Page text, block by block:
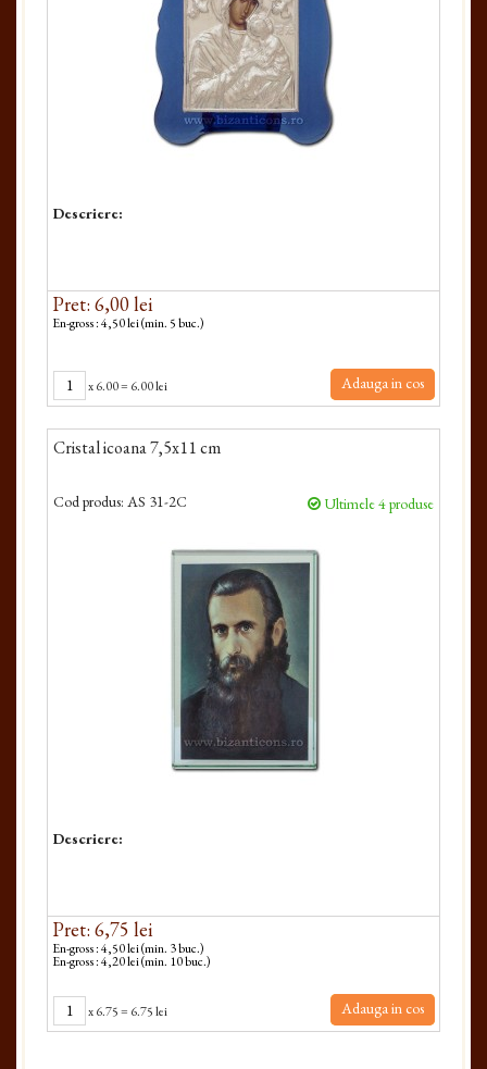
Descriere:
Pret: 6,00 lei
En-gross : 4,50 lei (min. 5 buc.)
x6.00= 6.00 lei Adauga in cos
Cristal icoana 7,5x11 cm
Cod produs: AS 31-2C Ultimele 4 produse
Descriere:
Pret: 6,75 lei
En-gross : 4,50 lei (min. 3 buc.)
En-gross : 4,20 lei (min. 10 buc.)
x6.75= 6.75 lei Adauga in cos